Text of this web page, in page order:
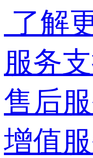
了解
服务
售后
增值